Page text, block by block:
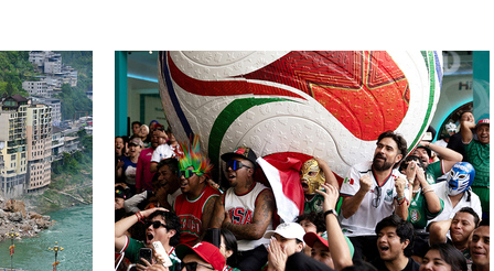
вчера, 18:35Джаред Лето
лишился роли в фильме
Барри Левинсона на фоне
обвинений в насилии
вчера, 18:28 Выборы ректора
ГИТИСа перенесены на «после
1 ноября»
вчера, 18:15Путин указал на
нехватку врачей в